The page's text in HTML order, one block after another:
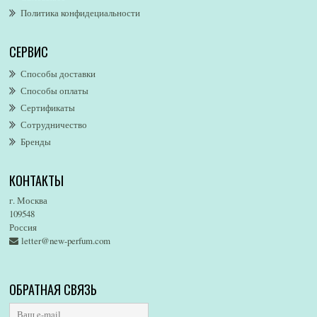
Alfred Sung
AllSaints
Alsayad
Altaia
Alvarez Gomez
Alviero Martini
Alyson Oldoini
American Eagle
Amore Segreto
Amorino
Amouage
Amzan
Anat Fritz
Политика конфидециальности
СЕРВИС
Способы доставки
Способы оплаты
Сертификаты
Сотрудничество
Бренды
КОНТАКТЫ
г. Москва
109548
Россия
letter@new-perfum.com
ОБРАТНАЯ СВЯЗЬ